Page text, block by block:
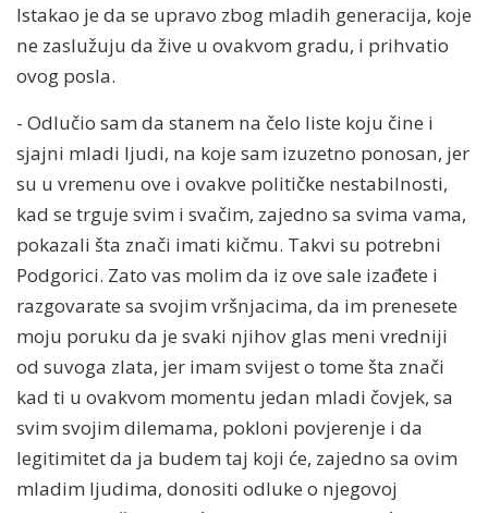
Istakao je da se upravo zbog mladih generacija, koje
ne zaslužuju da žive u ovakvom gradu, i prihvatio
ovog posla.
- Odlučio sam da stanem na čelo liste koju čine i
sjajni mladi ljudi, na koje sam izuzetno ponosan, jer
su u vremenu ove i ovakve političke nestabilnosti,
kad se trguje svim i svačim, zajedno sa svima vama,
pokazali šta znači imati kičmu. Takvi su potrebni
Podgorici. Zato vas molim da iz ove sale izađete i
razgovarate sa svojim vršnjacima, da im prenesete
moju poruku da je svaki njihov glas meni vredniji
od suvoga zlata, jer imam svijest o tome šta znači
kad ti u ovakvom momentu jedan mladi čovjek, sa
svim svojim dilemama, pokloni povjerenje i da
legitimitet da ja budem taj koji će, zajedno sa ovim
mladim ljudima, donositi odluke o njegovoj